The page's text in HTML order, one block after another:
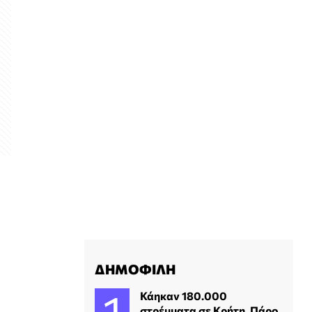
ΔΗΜΟΦΙΛΗ
Κάηκαν 180.000